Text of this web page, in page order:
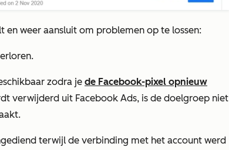
en weer aansluit om problemen op te lossen:
zodra je de Facebook-pixel opnieuw
verwijderd uit Facebook Ads, is de doelgroep niet
terwijl de verbinding met het account werd